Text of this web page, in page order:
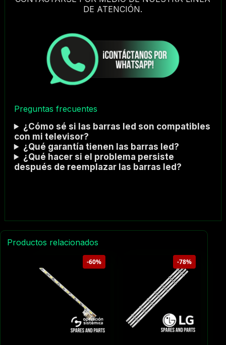
DE ATENCIÓN.
Preguntas frecuentes
¿Cómo sé si las barras led son compatibles
con mi televisor?
¿Qué garantía tienen las barras led?
¿Qué hacer si el problema persiste
después de reemplazar las barras led?
Productos relacionados
-60% -78%